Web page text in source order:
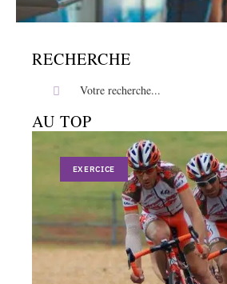
RECHERCHE
AU TOP
EXERCICE